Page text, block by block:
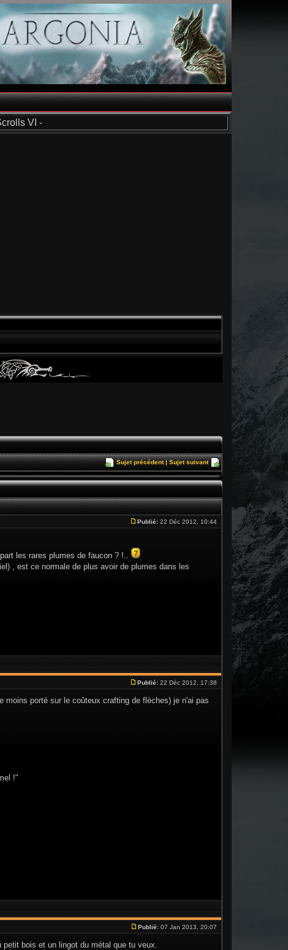
VI -
Sujet précédent|Sujet suivant
Publié: 22 Déc 2012, 10:44
les rares plumes de faucon ? !..
, est ce normale de plus avoir de plumes dans les
Publié: 22 Déc 2012, 17:38
moins porté sur le coûteux crafting de flèches) je n'ai pas
!"
Publié: 07 Jan 2013, 20:07
bois et un lingot du métal que tu veux.